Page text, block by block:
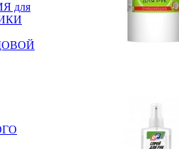
для